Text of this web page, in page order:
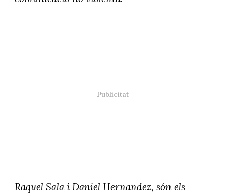
Raquel Sala i Daniel Hernandez, són els